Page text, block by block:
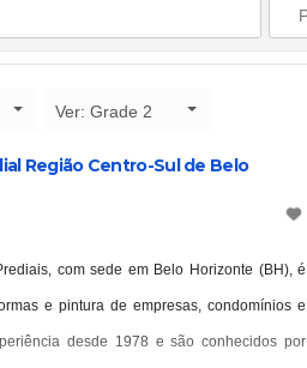
Ver: Grade 2
Região Centro-Sul de Belo
com sede em Belo Horizonte (BH), é
e pintura de empresas, condomínios e
desde 1978 e são conhecidos por